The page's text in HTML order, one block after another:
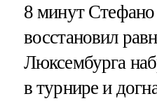
8 минут
восстановил
Люксембурга
в турнире и